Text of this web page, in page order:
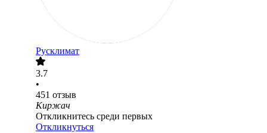
Русклимат
3.7
•
451 отзыв
Киржач
Откликнитесь среди первых
Откликнуться